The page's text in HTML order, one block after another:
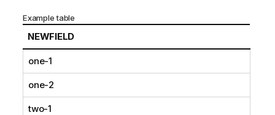
Example table
NEWFIELD
one-1
one-2
two-1